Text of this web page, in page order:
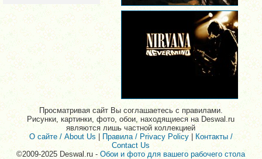
Просматривая сайт Вы соглашаетесь с правилами.
Рисунки, картинки, фото, обои, находящиеся на Deswal.ru
являются лишь частной коллекцией
О сайте / About Us
Правила / Privacy Policy| Контакты /
Contact Us
©2009-2025 Deswal.ru -Обои и фото для вашего рабочего стола